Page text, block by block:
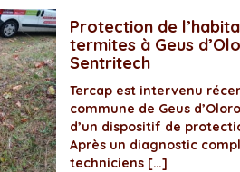
Protection de
termites à Geus
Sentritech
Tercap est intervenu
commune de Geus
d’un dispositif de
Après un diagnostic
techniciens […]